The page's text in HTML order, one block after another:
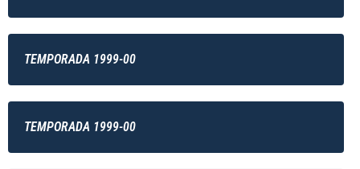
TEMPORADA 1999-00
TEMPORADA 1999-00